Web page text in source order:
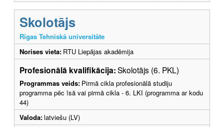
Skolotājs
Rīgas Tehniskā universitāte
Norises vieta: RTU Liepājas akadēmija
Profesionālā kvalifikācija:Skolotājs (6. PKL)
Programmas veids: Pirmā cikla profesionālā studiju
programma pēc īsā vai pirmā cikla - 6. LKI (programma ar kodu
44)
Valoda:latviešu (LV)